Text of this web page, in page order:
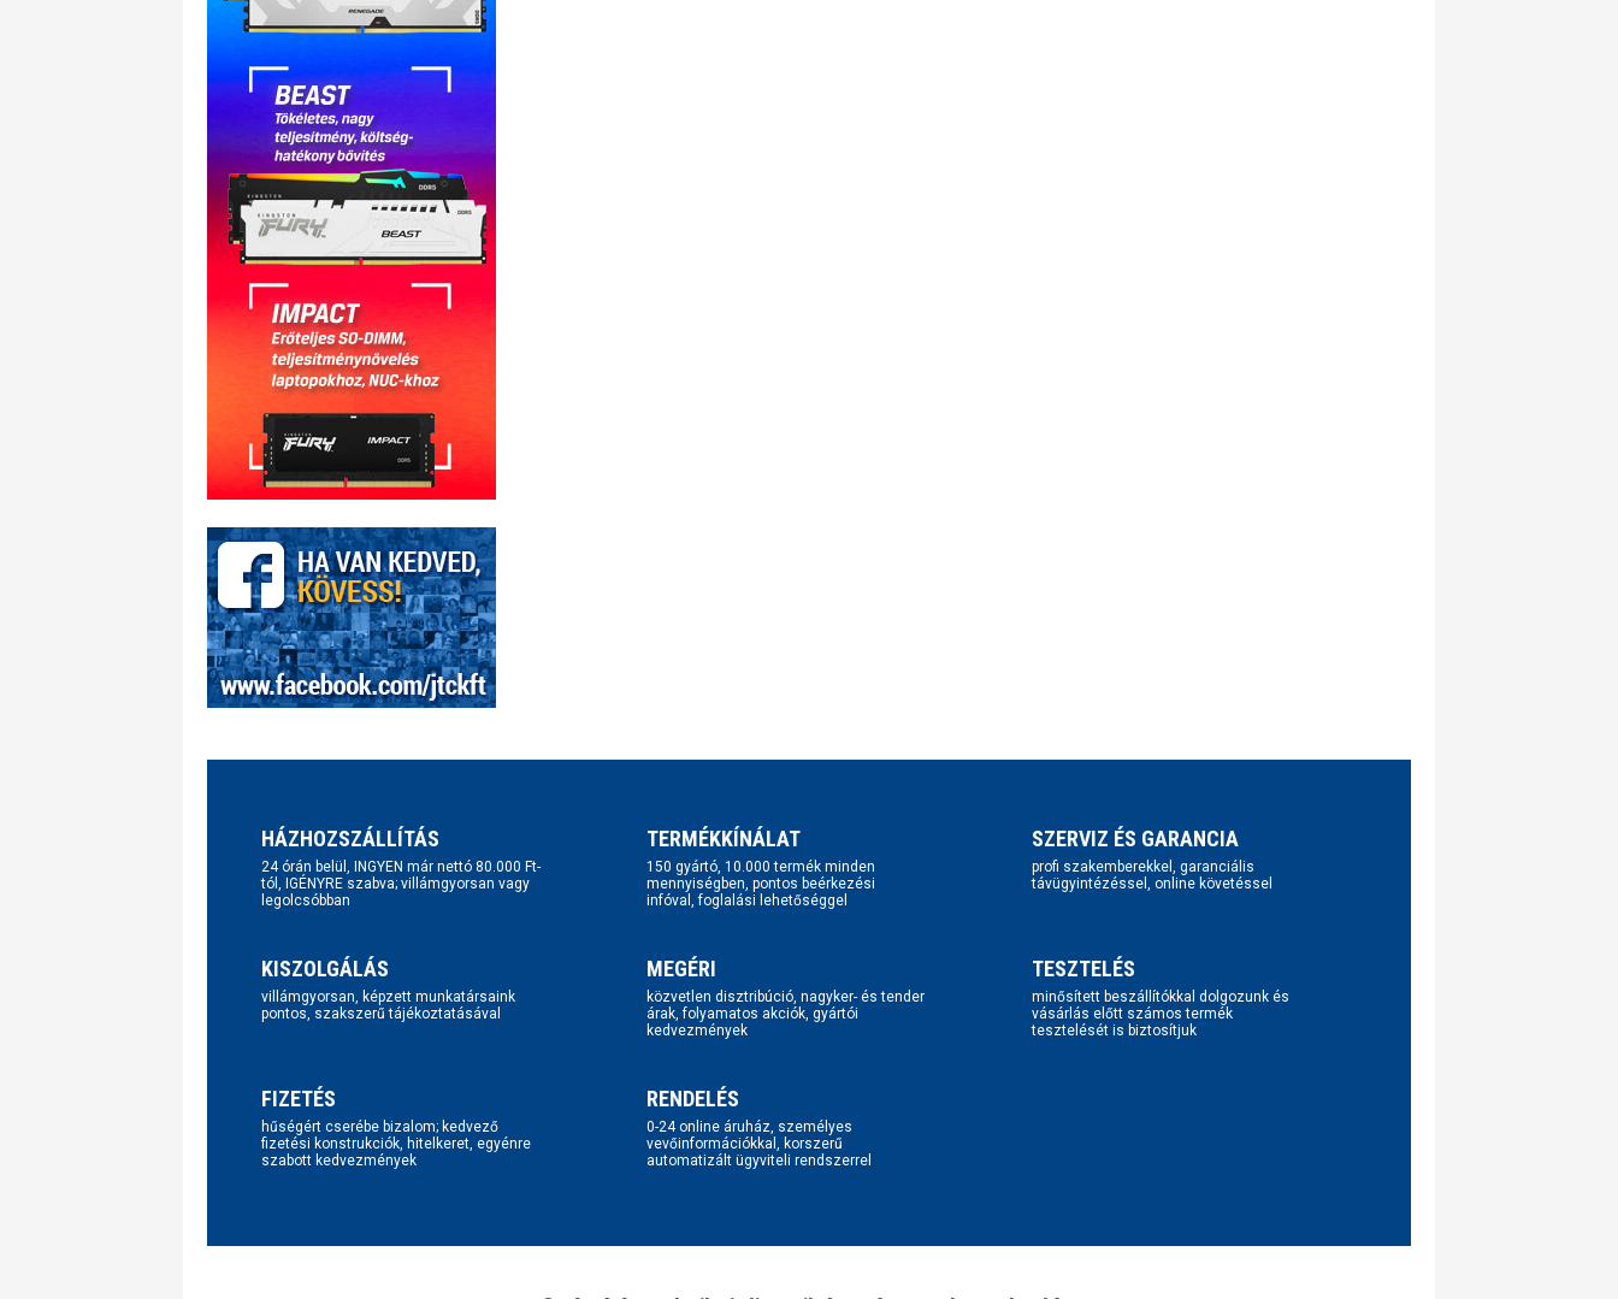
HÁZHOZSZÁLLÍTÁS
24 órán belül, INGYEN már nettó 80.000 Ft-
tól, IGÉNYRE szabva; villámgyorsan vagy
legolcsóbban
TERMÉKKÍNÁLAT
150 gyártó, 10.000 termék minden
mennyiségben, pontos beérkezési
infóval, foglalási lehetőséggel
SZERVIZ ÉS GARANCIA
profi szakemberekkel, garanciális
távügyintézéssel, online követéssel
KISZOLGÁLÁS
villámgyorsan, képzett munkatársaink
pontos, szakszerű tájékoztatásával
MEGÉRI
közvetlen disztribúció, nagyker- és tender
árak, folyamatos akciók, gyártói
kedvezmények
TESZTELÉS
minősített beszállítókkal dolgozunk és
vásárlás előtt számos termék
tesztelését is biztosítjuk
FIZETÉS
hűségért cserébe bizalom; kedvező
fizetési konstrukciók, hitelkeret, egyénre
szabott kedvezmények
RENDELÉS
0-24 online áruház, személyes
vevőinformációkkal, korszerű
automatizált ügyviteli rendszerrel